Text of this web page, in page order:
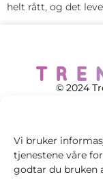
Vi bruker
tjenestene våre
godtar du bruken
helt rått, og det
© 2024